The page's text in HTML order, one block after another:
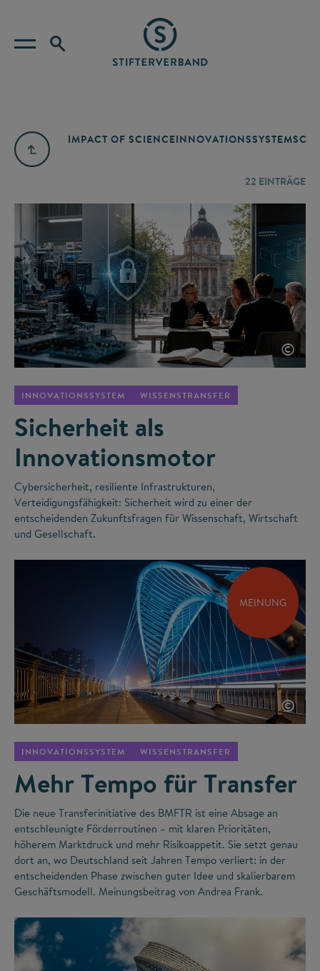
IMPACT OF SCIENCEINNOVATIONSSYSTEM
22 EINTRÄGE
©
INNOVATIONSSYSTEM WISSENSTRANSFER
Sicherheit als
Innovationsmotor
Cybersicherheit, resiliente Infrastrukturen,
Verteidigungsfähigkeit: Sicherheit wird zu einer der
entscheidenden Zukunftsfragen für Wissenschaft, Wirtschaft
und Gesellschaft.
MEINUNG
©
INNOVATIONSSYSTEM WISSENSTRANSFER
Mehr Tempo für Transfer
Die neue Transferinitiative des BMFTR ist eine Absage an
entschleunigte Förderroutinen – mit klaren Prioritäten,
höherem Marktdruck und mehr Risikoappetit. Sie setzt genau
dort an, wo Deutschland seit Jahren Tempo verliert: in der
entscheidenden Phase zwischen guter Idee und skalierbarem
Geschäftsmodell. Meinungsbeitrag von Andrea Frank.